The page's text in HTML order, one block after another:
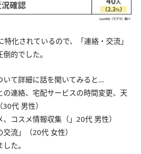
化されているので、「連絡・交流」
的でした。
いて詳細に話を聞いてみると…
の連絡、宅配サービスの時間変更、天
代 男性）
、コスメ情報収集（」20代 男性）
流」（20代 女性）
た。